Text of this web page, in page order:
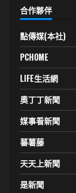
合作夥伴
點傳媒(本社)
PCHOME
LIFE生活網
奧丁丁新聞
媒事看新聞
蕃薯藤
天天上新聞
是新聞